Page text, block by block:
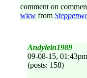
comment on
wkw from
Andylein1989
09-08-15, 01:43pm
(posts: 158)